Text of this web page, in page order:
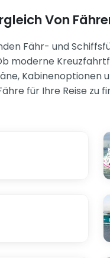
Von
Fähr- und
moderne
Kabinenoptionen
für Ihre Reise